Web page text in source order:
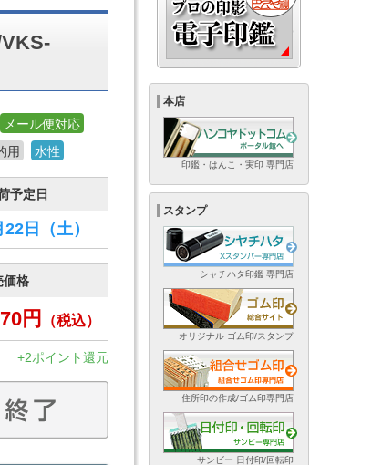
メール便対応
用 水性
予定日
日 （土）
価格
円 （税込）
+2ポイント還元
本店
印鑑・はんこ・実印 専門店
スタンプ
シャチハタ印鑑 専門店
オリジナル ゴム印/スタンプ
住所印の作成/ゴム印専門店
サンビー 日付印/回転印